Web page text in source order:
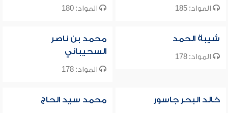
المواد: 185 المواد: 180
شيبة الحمد
المواد: 178
محمد بن ناصر
السحيباني
المواد: 178
خالد البحر جاسور محمد سيد الحاج